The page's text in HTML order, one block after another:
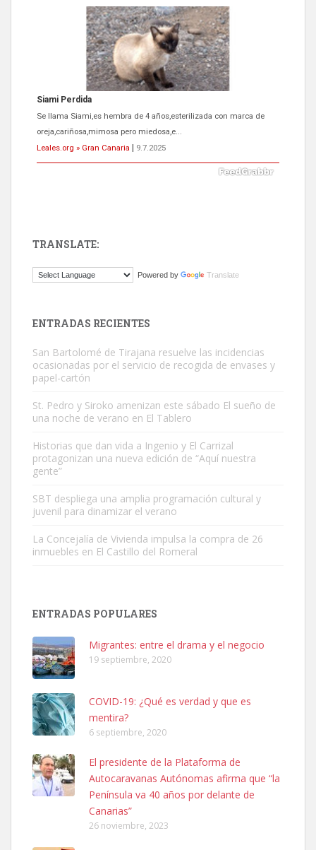
ADOPCIÓN URGENTE GATA TEROR GRAN CANARIA
El ayuntamiento se va a llevar a Los Gatos callejeros de la zona los
próximos días, ella incluida...
Leales.org » Gran Canaria
9.7.2025
Este gato macho ha aparecido en la calle hace menos de un mes,
Busco adopción responsable para mi perra. Pastor alemán,
hembra, 4 años. Por motivos personales ...
Leales.org » Gran Canaria
Leales.org » Gran Canaria
Ninfa perdida
El día 5 se los perdió una ninfa papillera, asustada tiene miedo a la
calle, se perdió por la zon...
Leales.org » Gran Canaria
6.7.2025
TRANSLATE:
Powered by Translate
ENTRADAS RECIENTES
San Bartolomé de Tirajana resuelve las incidencias
ocasionadas por el servicio de recogida de envases y
papel-cartón
St. Pedro y Siroko amenizan este sábado El sueño de
una noche de verano en El Tablero
Historias que dan vida a Ingenio y El Carrizal
protagonizan una nueva edición de “Aquí nuestra
gente”
SBT despliega una amplia programación cultural y
juvenil para dinamizar el verano
La Concejalía de Vivienda impulsa la compra de 26
inmuebles en El Castillo del Romeral
ENTRADAS POPULARES
Migrantes: entre el drama y el negocio
19 septiembre, 2020
COVID-19: ¿Qué es verdad y que es
mentira?
6 septiembre, 2020
El presidente de la Plataforma de
Autocaravanas Autónomas afirma que “la
Península va 40 años por delante de
Canarias”
26 noviembre, 2023